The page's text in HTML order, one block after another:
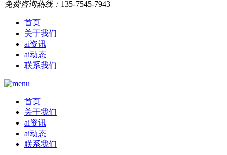
免费咨询热线： 135-7545-7943
首页
关于我们
ai资讯
ai动态
联系我们
首页
关于我们
ai资讯
ai动态
联系我们